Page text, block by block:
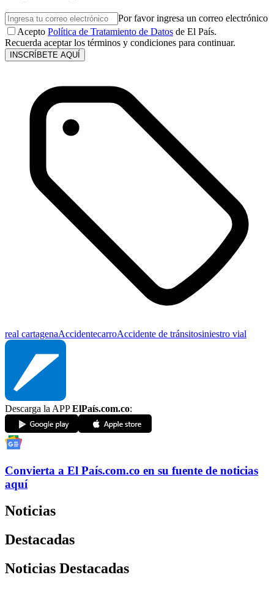
Por favor ingresa un correo electrónico
Acepto Política de Tratamiento de Datos de El País.
Recuerda aceptar los términos y condiciones para continuar.
INSCRÍBETE AQUÍ
real cartagenaAccidentecarroAccidente de tránsitosiniestro vial
Descarga la APPElPaís.com.co:
Convierta a El País.com.co en su fuente de noticias
aquí
Noticias
Destacadas
Noticias Destacadas